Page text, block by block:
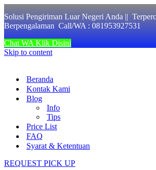
Solusi Pengiriman Luar Negeri Anda ||
Berpengalaman Call/WA : 081953927531
Chat WA Klik Disini
Skip to content
Beranda
Kontak Kami
Blog
Info
Tips
Price List
FAQ
Syarat & Ketentuan
REQUEST PICK UP